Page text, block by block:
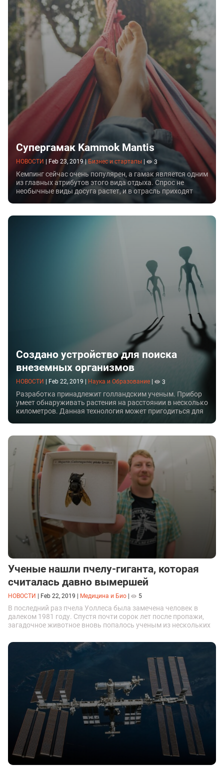
Супергамак Kammok Mantis
НОВОСТИ Feb 23, 2019 | Бизнес и стартапы 3
Кемпинг сейчас очень популярен, а гамак является одним
из главных атрибутов этого вида отдыха. Спрос не
необычные виды досуга растет, и в отрасль приходят
Создано устройство для поиска
внеземных организмов
НОВОСТИ Feb 22, 2019 Наука и Образование 3
Разработка принадлежит голландским ученым. Прибор
умеет обнаруживать растения на расстоянии в несколько
километров. Данная технология может пригодиться для
Ученые нашли пчелу-гиганта, которая
считалась давно вымершей
НОВОСТИ Feb 22, 2019 Медицина и Био 5
В последний раз пчела Уоллеса была замечена человек в
далеком 1981 году. Спустя почти сорок лет после пропажи,
загадочное животное вновь попалось ученым из нескольких